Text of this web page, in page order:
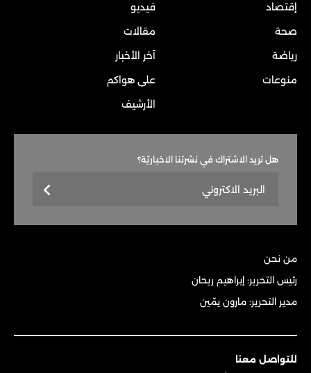
إقتصاد
صحة
رياضة
منوعات
فيديو
مقالات
آخر الأخبار
على هواكم
الأرشيف
هل تريد الاشتراك في نشرتنا الاخباريّة؟
من نحن
رئيس التحرير: إبراهيم ريحان
مدير التحرير: مارون يمّين
للتواصل معنا